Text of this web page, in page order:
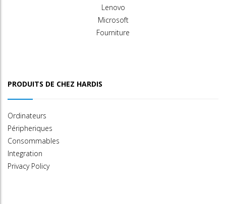
Lenovo
Microsoft
Fourniture
PRODUITS DE CHEZ HARDIS
Ordinateurs
Péripheriques
Consommables
Integration
Privacy Policy